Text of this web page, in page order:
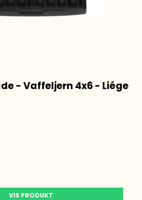
- Vaffeljern 4x6 - Liége
VIS PRODUKT